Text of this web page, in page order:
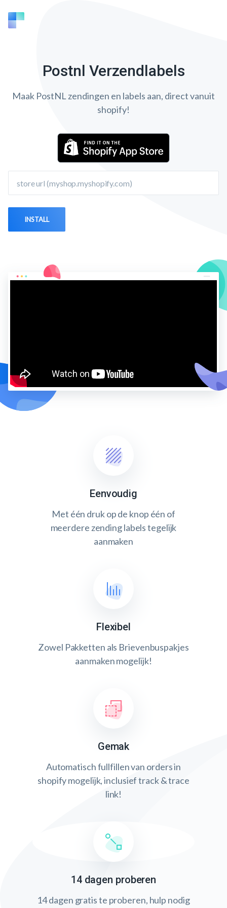
Postnl Verzendlabels
Maak PostNL zendingen en labels aan, direct vanuit
shopify!
Eenvoudig
Met één druk op de knop één of
meerdere zending labels tegelijk
aanmaken
Flexibel
Zowel Pakketten als Brievenbuspakjes
aanmaken mogelijk!
Gemak
Automatisch fullfillen van orders in
shopify mogelijk, inclusief track & trace
link!
14 dagen proberen
14 dagen gratis te proberen, hulp nodig